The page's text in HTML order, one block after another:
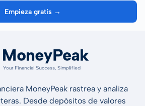
Empieza gratis →
MoneyPeak rastrea y analiza
Desde depósitos de valores